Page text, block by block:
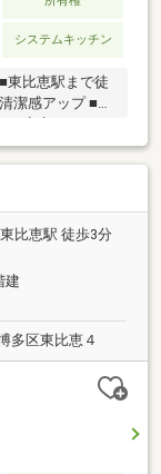
システムキッチン
東比恵駅まで徒
潔感アップ ■ペ
■安心のモニタ
便利な生活をサ
比恵駅 徒歩3分
建
多区東比恵４